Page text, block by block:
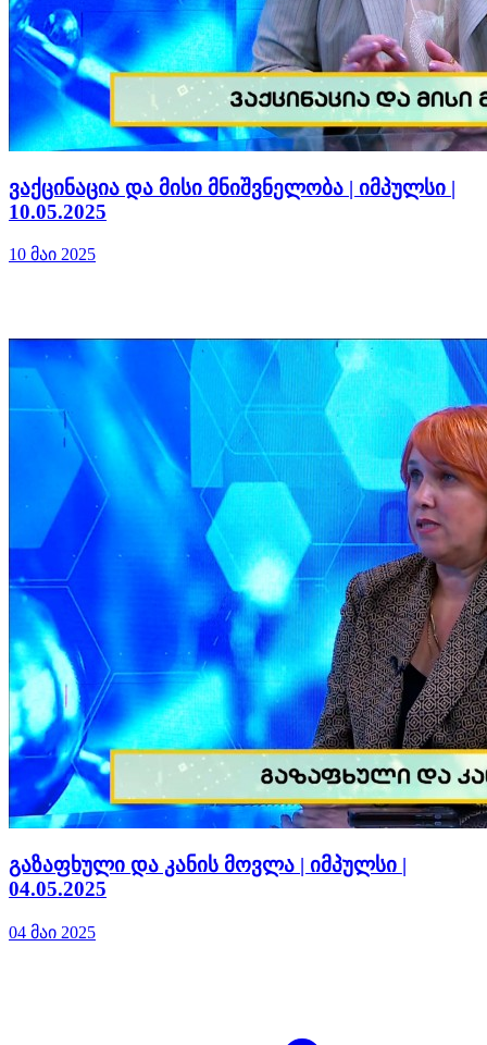
ვაქცინაცია და მისი მნიშვნელობა | იმპულსი |
10.05.2025
10 მაი 2025
გაზაფხული და კანის მოვლა | იმპულსი |
04.05.2025
04 მაი 2025